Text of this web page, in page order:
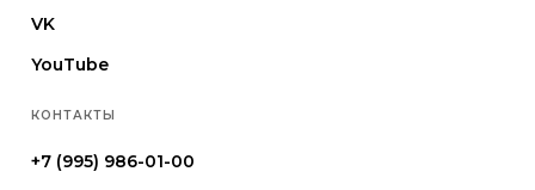
VK
YouTube
КОНТАКТЫ
+7 (995) 986-01-00